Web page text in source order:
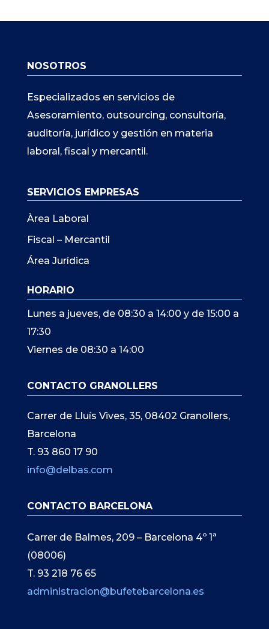
NOSOTROS
Especializados en servicios de
Asesoramiento, outsourcing, consultoría,
auditoría, jurídico y gestión en materia
laboral, fiscal y mercantil.
SERVICIOS EMPRESAS
Àrea Laboral
Fiscal – Mercantil
Área Jurídica
HORARIO
Lunes a jueves, de 08:30 a 14:00 y de 15:00 a
17:30
Viernes de 08:30 a 14:00
CONTACTO GRANOLLERS
Carrer de Lluís Vives, 35, 08402 Granollers,
Barcelona
T. 93 860 17 90
info@delbas.com
CONTACTO BARCELONA
Carrer de Balmes, 209 – Barcelona 4º 1ª
(08006)
T. 93 218 76 65
administracion@bufetebarcelona.es